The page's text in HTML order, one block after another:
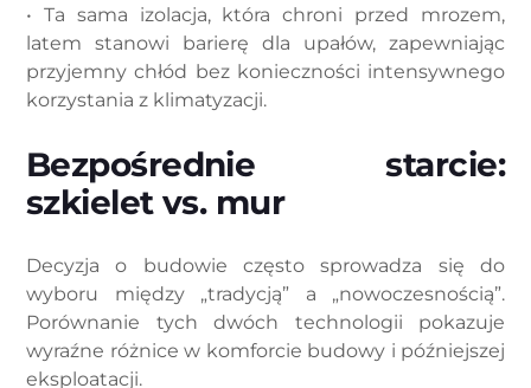
• Ta sama izolacja, która chroni przed mrozem,
latem stanowi barierę dla upałów, zapewniając
przyjemny chłód bez konieczności intensywnego
korzystania z klimatyzacji.
Bezpośrednie starcie:
szkielet vs. mur
Decyzja o budowie często sprowadza się do
wyboru między „tradycją” a „nowoczesnością”.
Porównanie tych dwóch technologii pokazuje
wyraźne różnice w komforcie budowy i późniejszej
eksploatacji.